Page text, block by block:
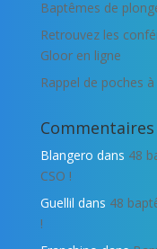
Baptêmes de
Retrouvez les
Gloor en ligne
Rappel de poches
Blangero dans 48
CSO !
Guellil dans 48
!